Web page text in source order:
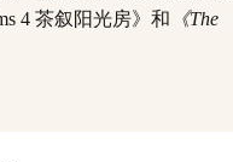
4 茶叙阳光房》和 《The